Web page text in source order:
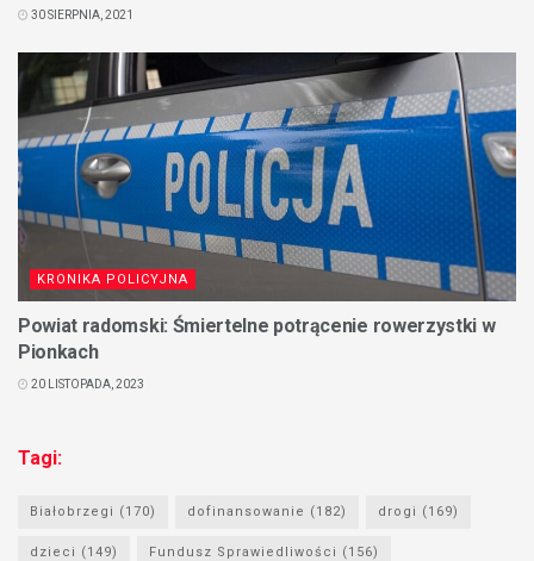
30 SIERPNIA, 2021
KRONIKA POLICYJNA
Powiat radomski: Śmiertelne potrącenie rowerzystki w
Pionkach
20 LISTOPADA, 2023
Tagi:
Białobrzegi (170) dofinansowanie (182) drogi (169)
dzieci (149) Fundusz Sprawiedliwości (156)